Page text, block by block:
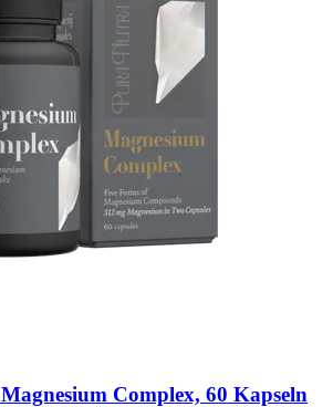
Magnesium Complex, 60 Kapseln